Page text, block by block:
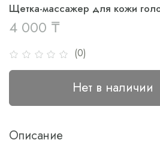
(0)
Щетка-массажер для кожи
4 000 ₸
Нет в наличии
Описание